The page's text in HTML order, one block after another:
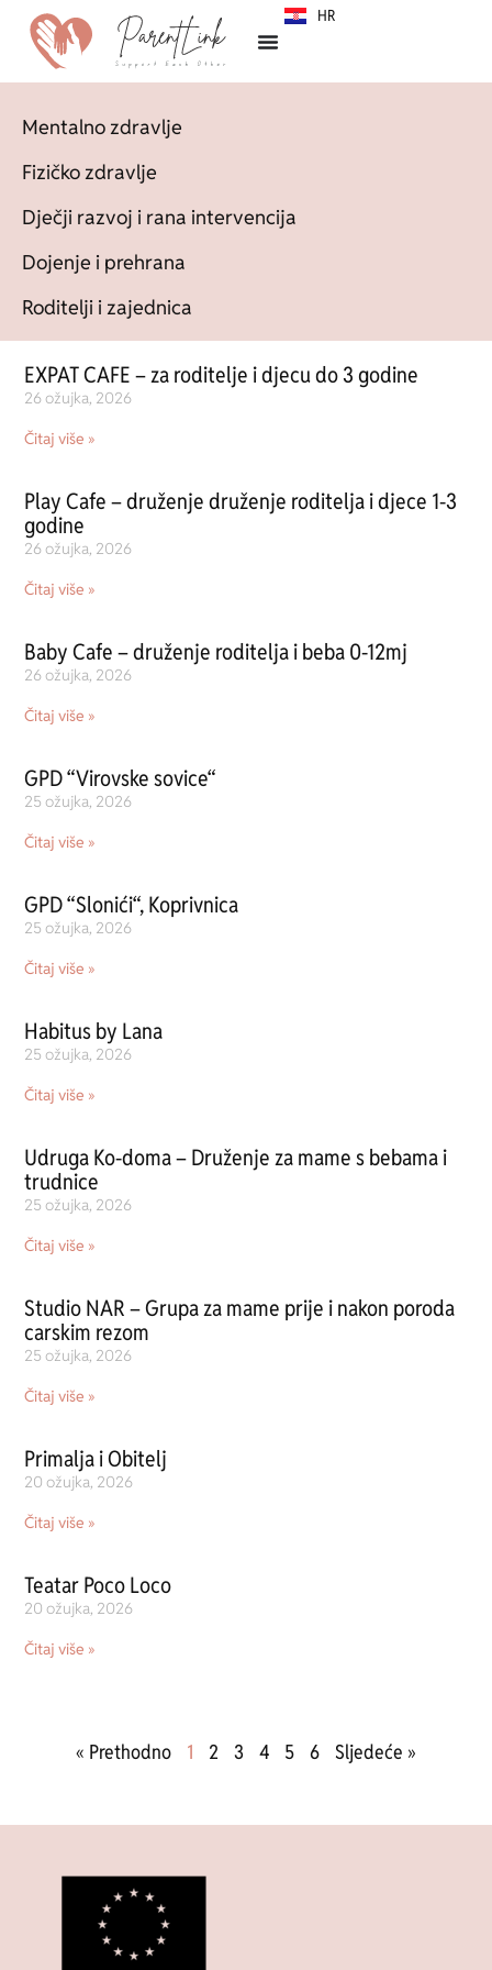
HR
SR
Mentalno zdravlje
Fizičko zdravlje
Dječji razvoj i rana intervencija
Dojenje i prehrana
Roditelji i zajednica
EXPAT CAFE – za roditelje i djecu do 3 godine
26 ožujka, 2026
Čitaj više »
Play Cafe – druženje druženje roditelja i djece 1-3
godine
26 ožujka, 2026
Čitaj više »
Baby Cafe – druženje roditelja i beba 0-12mj
26 ožujka, 2026
Čitaj više »
GPD “Virovske sovice“
25 ožujka, 2026
Čitaj više »
GPD “Slonići“, Koprivnica
25 ožujka, 2026
Čitaj više »
Habitus by Lana
25 ožujka, 2026
Čitaj više »
Udruga Ko-doma – Druženje za mame s bebama i
trudnice
25 ožujka, 2026
Čitaj više »
Studio NAR – Grupa za mame prije i nakon poroda
carskim rezom
25 ožujka, 2026
Čitaj više »
Primalja i Obitelj
20 ožujka, 2026
Čitaj više »
Teatar Poco Loco
20 ožujka, 2026
Čitaj više »
« Prethodno 1 2 3 4 5 6 Sljedeće »